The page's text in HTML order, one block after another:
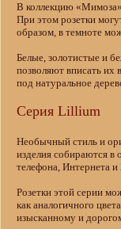
В коллекцию «Мимоза»
При этом розетки
образом, в темноте
Белые, золотистые и
позволяют вписать их
под натуральное
Серия Lillium
Необычный стиль и
изделия собираются в
телефона, Интернета
Розетки этой серии
как аналогичного
изысканному и